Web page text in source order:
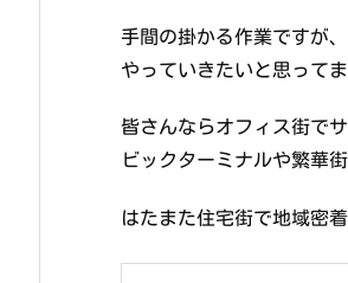
手間の掛かる作業ですが
やっていきたいと思ってま
皆さんならオフィス街で
ビックターミナルや繁華
はたまた住宅街で地域密